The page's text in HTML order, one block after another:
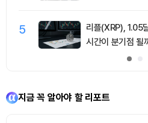
5
리플(XRP), 1.05
시간이 분기점 될
지금 꼭 알아야 할 리포트